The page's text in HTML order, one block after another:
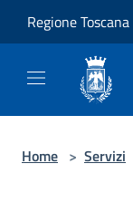
Regione Toscana
Home > Servizi